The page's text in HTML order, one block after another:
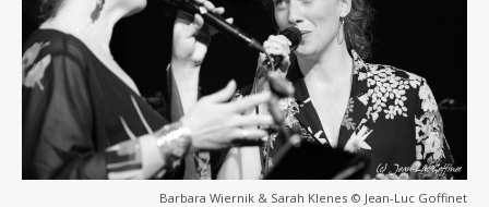
Barbara Wiernik & Sarah Klenes © Jean-Luc Goffinet